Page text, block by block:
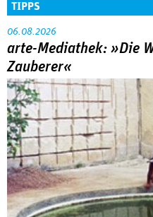
TIPPS
06.08.2026
arte-Mediathek: »Die
Zauberer«